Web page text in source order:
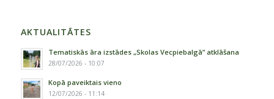
AKTUALITĀTES
Tematiskās āra izstādes „Skolas Vecpiebalgā” atklāšana
28/07/2026 - 10:07
Kopā paveiktais vieno
12/07/2026 - 11:14